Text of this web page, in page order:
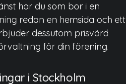
har du som bor i en
redan en hemsida och ett
dessutom prisvärd
för din förening.
i Stockholm